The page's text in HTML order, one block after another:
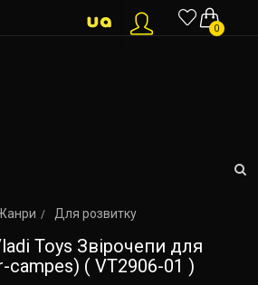
0
Для розвитку
Toys Звірочепи для
( VT2906-01 )